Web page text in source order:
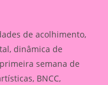
de acolhimento,
dinâmica de
semana de
BNCC,